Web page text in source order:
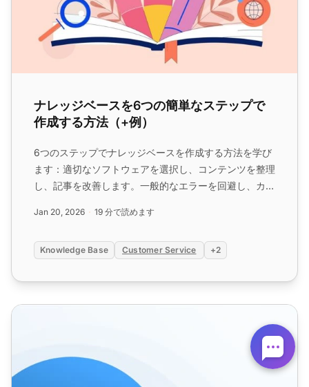
ナレッジベースを6つの簡単なステップで
作成する方法（+例）
6つのステップでナレッジベースを作成する方法を学び
ます：適切なソフトウェアを選択し、コンテンツを整理
し、記事を改善します。一般的なエラーを回避し、カス
す。...
Jan 20, 2026 19 分で読めます
Knowledge Base Customer Service +2
ナレッジベーステンプレート